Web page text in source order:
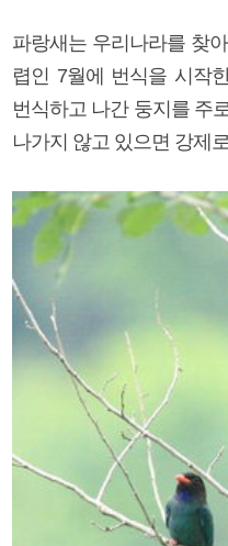
파랑새는 우리나라를 찾
렵인 7월에 번식을 시작
번식하고 나간 둥지를 주
나가지 않고 있으면 강제